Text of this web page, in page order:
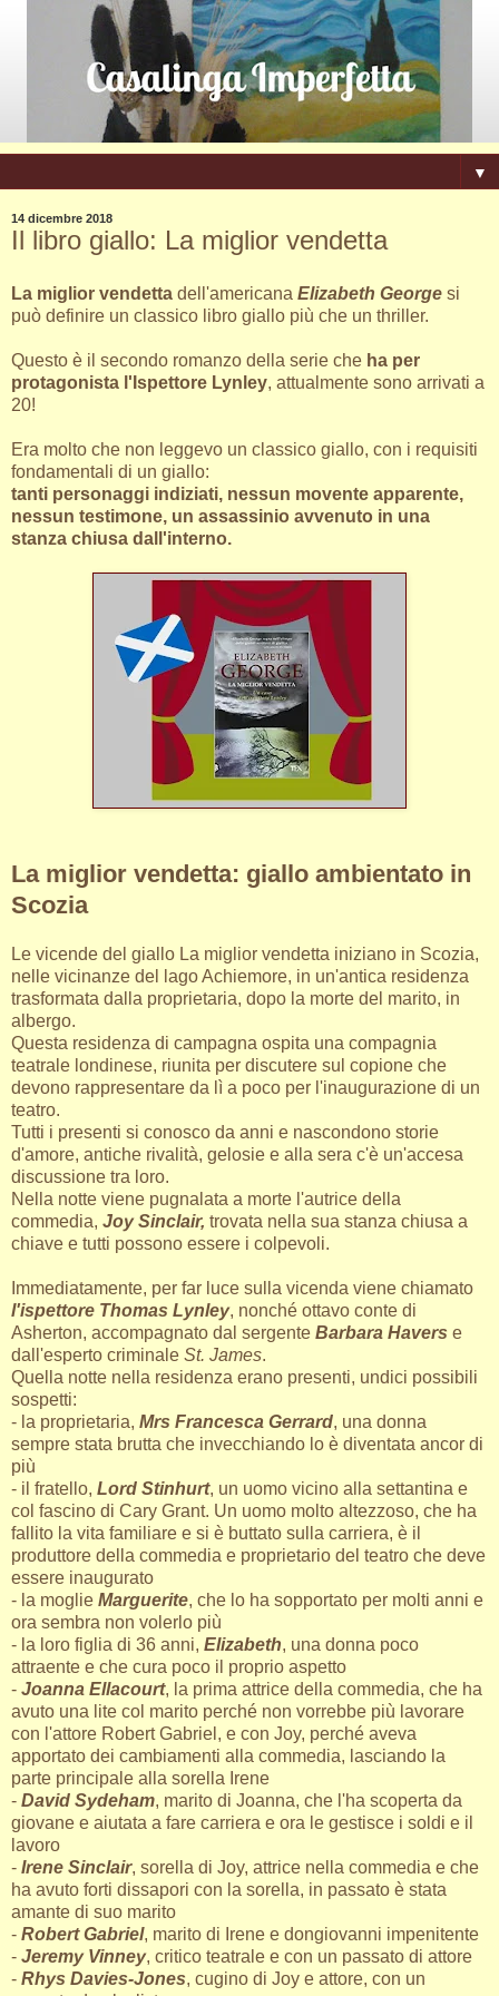
▼
14 dicembre 2018
Il libro giallo: La miglior vendetta
La miglior vendetta dell'americana Elizabeth George si
può definire un classico libro giallo più che un thriller.
Questo è il secondo romanzo della serie che ha per
protagonista l'Ispettore Lynley, attualmente sono arrivati a
20!
Era molto che non leggevo un classico giallo, con i requisiti
fondamentali di un giallo:
tanti personaggi indiziati, nessun movente apparente,
nessun testimone, un assassinio avvenuto in una
stanza chiusa dall'interno.
La miglior vendetta: giallo ambientato in
Scozia
Le vicende del giallo La miglior vendetta iniziano in Scozia,
nelle vicinanze del lago Achiemore, in un'antica residenza
trasformata dalla proprietaria, dopo la morte del marito, in
albergo.
Questa residenza di campagna ospita una compagnia
teatrale londinese, riunita per discutere sul copione che
devono rappresentare da lì a poco per l'inaugurazione di un
teatro.
Tutti i presenti si conosco da anni e nascondono storie
d'amore, antiche rivalità, gelosie e alla sera c'è un'accesa
discussione tra loro.
Nella notte viene pugnalata a morte l'autrice della
commedia, Joy Sinclair, trovata nella sua stanza chiusa a
chiave e tutti possono essere i colpevoli.
Immediatamente, per far luce sulla vicenda viene chiamato
l'ispettore Thomas Lynley, nonché ottavo conte di
Asherton, accompagnato dal sergente Barbara Havers e
dall'esperto criminale St. James.
Quella notte nella residenza erano presenti, undici possibili
sospetti:
- la proprietaria, Mrs Francesca Gerrard, una donna
sempre stata brutta che invecchiando lo è diventata ancor di
più
- il fratello, Lord Stinhurt, un uomo vicino alla settantina e
col fascino di Cary Grant. Un uomo molto altezzoso, che ha
fallito la vita familiare e si è buttato sulla carriera, è il
produttore della commedia e proprietario del teatro che deve
essere inaugurato
- la moglie Marguerite, che lo ha sopportato per molti anni e
ora sembra non volerlo più
- la loro figlia di 36 anni, Elizabeth, una donna poco
attraente e che cura poco il proprio aspetto
- Joanna Ellacourt, la prima attrice della commedia, che ha
avuto una lite col marito perché non vorrebbe più lavorare
con l'attore Robert Gabriel, e con Joy, perché aveva
apportato dei cambiamenti alla commedia, lasciando la
parte principale alla sorella Irene
- David Sydeham, marito di Joanna, che l'ha scoperta da
giovane e aiutata a fare carriera e ora le gestisce i soldi e il
lavoro
- Irene Sinclair, sorella di Joy, attrice nella commedia e che
ha avuto forti dissapori con la sorella, in passato è stata
amante di suo marito
- Robert Gabriel, marito di Irene e dongiovanni impenitente
- Jeremy Vinney, critico teatrale e con un passato di attore
- Rhys Davies-Jones, cugino di Joy e attore, con un